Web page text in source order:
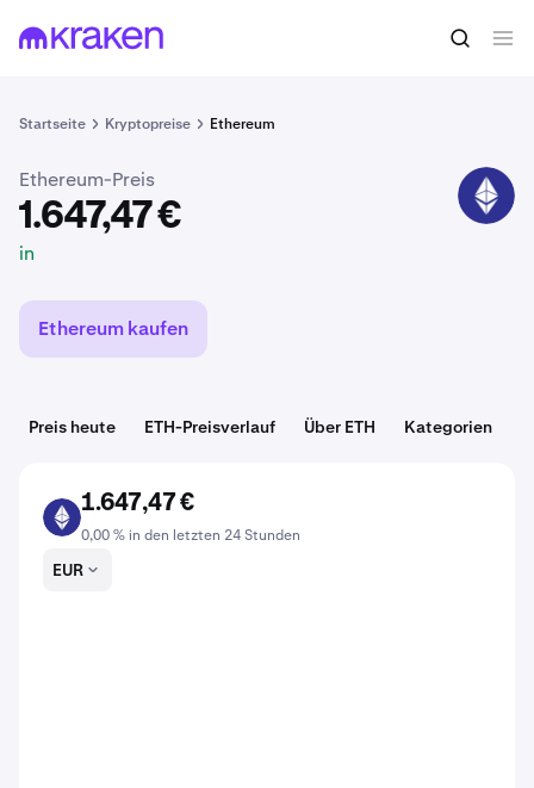
Startseite Kryptopreise Ethereum
1.647,47 € ETH kaufen
Ethereum-Preis
1.647,47 €
in
ETH
Ethereum kaufen
Preis heute ETH-Preisverlauf Über ETH Kategorien
ETH
1.647,47 €
0,00 % in den letzten 24 Stunden
EUR